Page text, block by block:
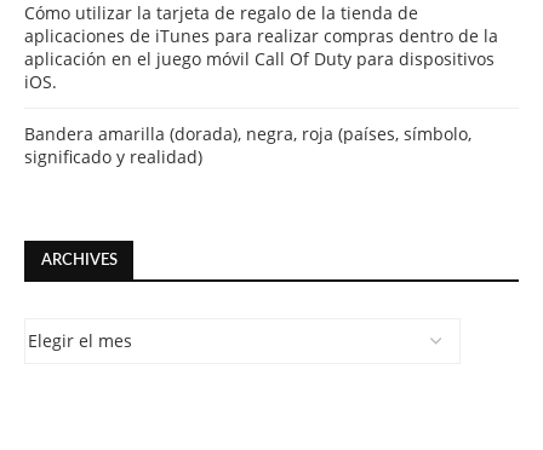
Cómo utilizar la tarjeta de regalo de la tienda de
aplicaciones de iTunes para realizar compras dentro de la
aplicación en el juego móvil Call Of Duty para dispositivos
iOS.
Bandera amarilla (dorada), negra, roja (países, símbolo,
significado y realidad)
ARCHIVES